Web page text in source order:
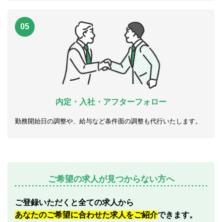
05
内定・入社・アフターフォロー
勤務開始日の調整や、給与など条件面の調整も代行いたします。
ご希望の求人が見つからない方へ
ご登録いただくと全ての求人から
あなたのご希望に合わせた求人をご紹介できます。